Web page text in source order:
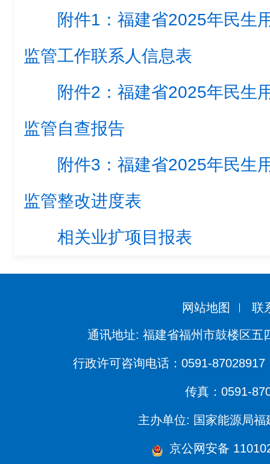
附件1：福建省2025年民生
监管工作联系人信息表
附件2：福建省2025年民生
监管自查报告
附件3：福建省2025年民生
监管整改进度表
相关业扩项目报表
网站地图 联
通讯地址: 福建省福州市鼓楼区五
行政许可咨询电话：0591-
传真：0591-
主办单位: 国家能源局福
京公网安备